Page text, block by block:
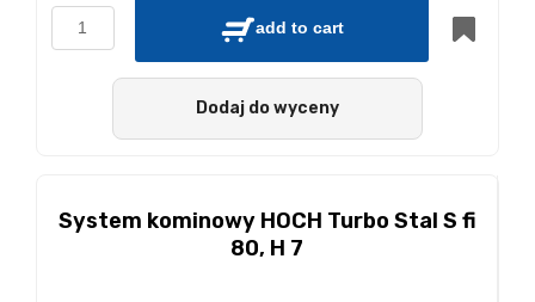
add to cart
Dodaj do wyceny
System kominowy HOCH Turbo Stal S fi
80, H 7